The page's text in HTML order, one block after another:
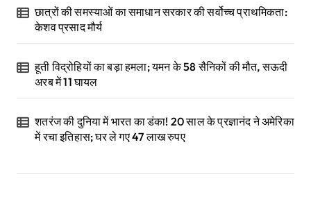
छात्रों की समस्याओं का समाधान सरकार की सर्वोच्च प्राथमिकता:
केशव प्रसाद मौर्य
हूती विद्रोहियों का बड़ा हमला; यमन के 58 सैनिकों की मौत, सऊदी
अरब में 11 घायल
शतरंज की दुनिया में भारत का डंका! 20 साल के प्रज्ञानंद ने अमेरिका
में रचा इतिहास; घर ले गए 47 लाख रुपए